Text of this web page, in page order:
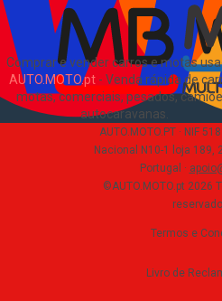
Comprar e vender carros e motas
AUTO.MOTO.pt- Venda rápida de
motas, comerciais, pesados,
autocaravanas
AUTO.MOTO.PT · NIF
Nacional N10-1 loja 189,
Portugal ·
©AUTO.MOTO.pt 2026
Termos e
Livro de